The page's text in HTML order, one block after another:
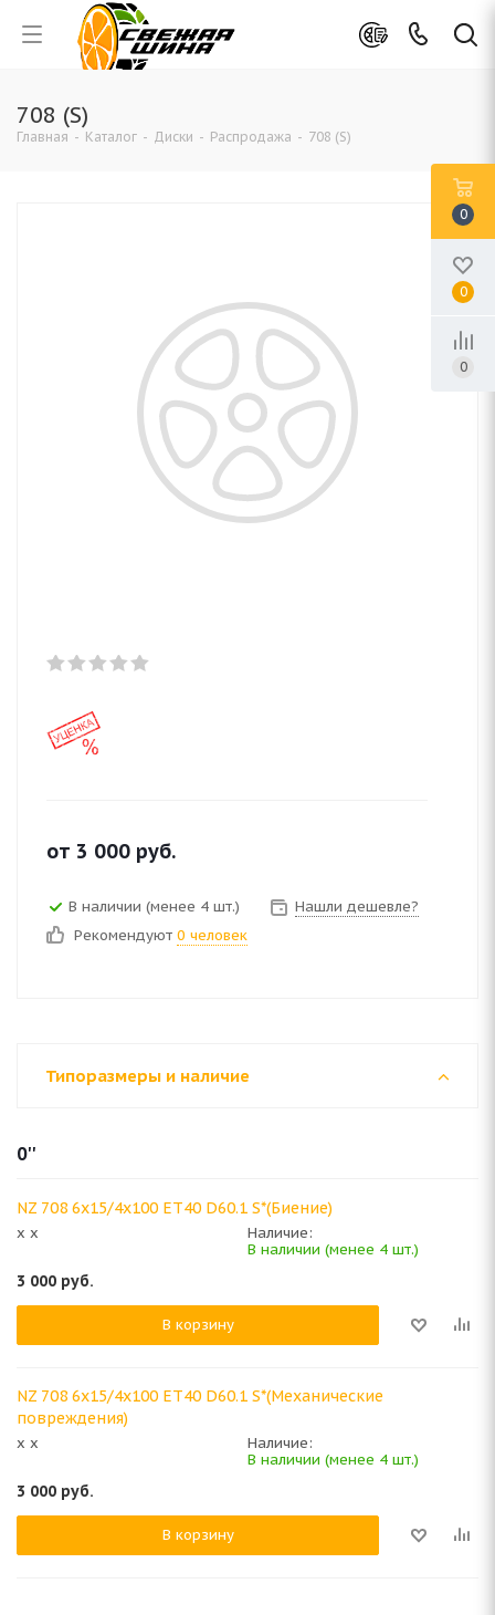
708 (S)
Главная - Каталог - Диски - Распродажа - 708 (S)
от 3 000 руб.
В наличии (менее 4 шт.)
Нашли дешевле?
Рекомендуют 0 человек
Типоразмеры и наличие
0''
NZ 708 6x15/4x100 ET40 D60.1 S*(Биение)
x x
Наличие:
В наличии (менее 4 шт.)
3 000 руб.
В корзину
NZ 708 6x15/4x100 ET40 D60.1 S*(Механические
повреждения)
x x
Наличие:
В наличии (менее 4 шт.)
3 000 руб.
В корзину
0
0
0